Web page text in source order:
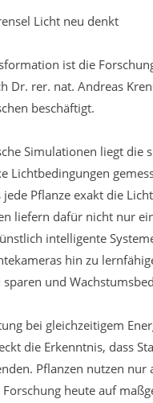
Licht neu denkt
ist die
Dr. rer. nat. Andreas
beschäftigt.
Simulationen liegt die
Lichtbedingungen
Pflanze exakt die
liefern dafür nicht nur
intelligente
hin zu
sparen und
bei gleichzeitigem
die Erkenntnis, dass
Pflanzen nutzen
heute auf